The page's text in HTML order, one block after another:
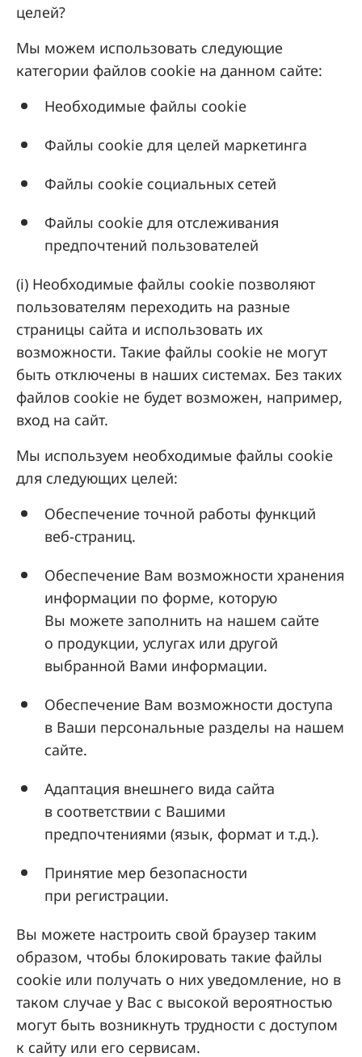
целей?
Мы можем использовать следующие
категории файлов cookie на данном сайте:
Необходимые файлы cookie
Файлы cookie для целей маркетинга
Файлы cookie социальных сетей
Файлы cookie для отслеживания
предпочтений пользователей
(i) Необходимые файлы cookie позволяют
пользователям переходить на разные
страницы сайта и использовать их
возможности. Такие файлы cookie не могут
быть отключены в наших системах. Без таких
файлов cookie не будет возможен, например,
вход на сайт.
Мы используем необходимые файлы cookie
для следующих целей:
Обеспечение точной работы функций
веб-страниц.
Обеспечение Вам возможности хранения
информации по форме, которую
Вы можете заполнить на нашем сайте
о продукции, услугах или другой
выбранной Вами информации.
Обеспечение Вам возможности доступа
в Ваши персональные разделы на нашем
сайте.
Адаптация внешнего вида сайта
в соответствии с Вашими
предпочтениями (язык, формат и т.д.).
Принятие мер безопасности
при регистрации.
Вы можете настроить свой браузер таким
образом, чтобы блокировать такие файлы
cookie или получать о них уведомление, но в
таком случае у Вас с высокой вероятностью
могут быть возникнуть трудности с доступом
к сайту или его сервисам.